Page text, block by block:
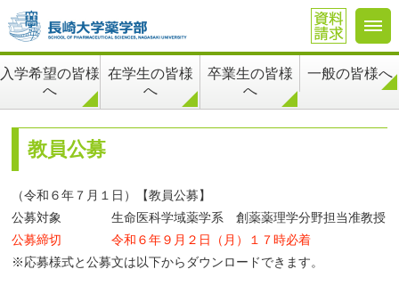
入学希望の皆様
へ
在学生の皆様
へ
卒業生の皆様
へ
一般の皆様へ
教員公募
（令和６年７月１日）【教員公募】
公募対象 生命医科学域薬学系 創薬薬理学分野担当准教授
公募締切 令和６年９月２日（月）１７時必着
※応募様式と公募文は以下からダウンロードできます。